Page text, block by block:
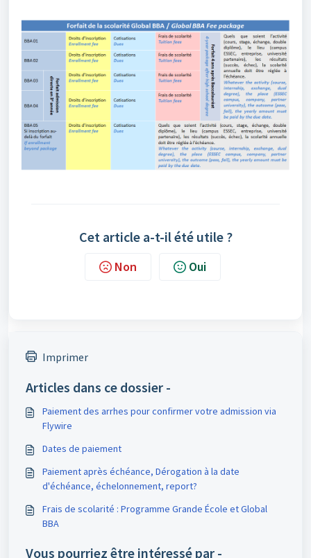
Cet article a-t-il été utile ?
Non Oui
Imprimer
Articles dans ce dossier -
Paiement des arrhes pour confirmer votre admission via
Flywire
Dates de paiement
Paiement après échéance, Dérogation à la date
d'échéance, échelonnement, report?
Frais de scolarité : Programme Grande École et Global
BBA
Vous pourriez être intéressé par -